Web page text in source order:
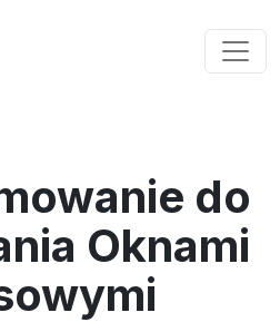
do
Oknami